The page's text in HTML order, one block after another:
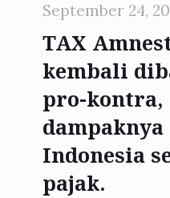
September 24,
TAX
kembali
pro-kontra,
Indonesia
pajak.